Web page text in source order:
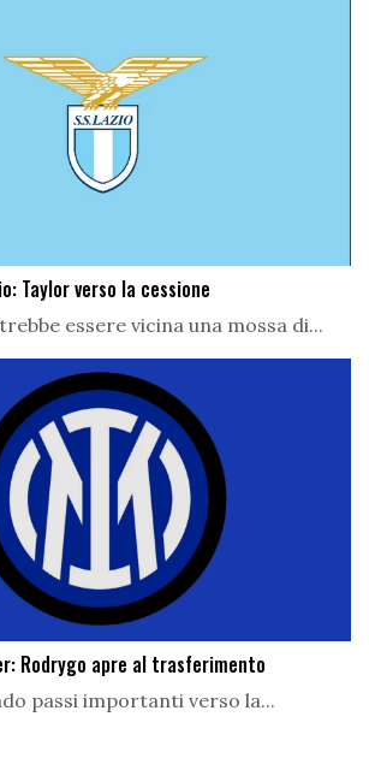
Taylor verso la cessione
essere vicina una mossa di...
Rodrygo apre al trasferimento
passi importanti verso la...